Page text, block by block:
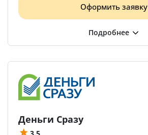
Оформить заявку
Деньги Сразу